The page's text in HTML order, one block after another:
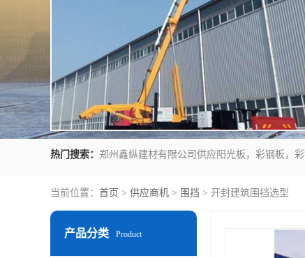
热门搜索：
当前位置： 首页 > 供应商机 > 围挡 > 开封建筑围挡选型
产品分类 Product